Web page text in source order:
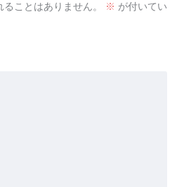
ことはありません。 ※ が付いてい